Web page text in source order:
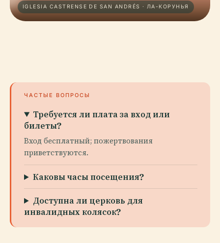
IGLESIA CASTRENSE DE SAN ANDRÉS · ЛА-КОРУНЬЯ
ЧАСТЫЕ ВОПРОСЫ
Требуется ли плата за вход или
билеты?
Вход бесплатный; пожертвования
приветствуются.
Каковы часы посещения?
Доступна ли церковь для
инвалидных колясок?